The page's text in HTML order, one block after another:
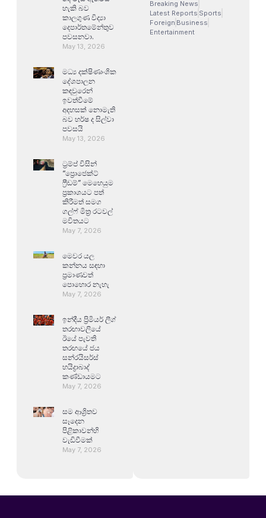
හැකි බව
කාලගුණ විද්‍යා
දෙපාර්තමේන්තුව
පවසනවා.
May 13, 2026
මධ්‍ය දක්ෂිණාංශික
දේශපාලන
කඳවුරෙන්
ඉවත්වීමේ
අදහසක් නොමැති
බව හර්ෂ ද සිල්වා
පවසයි
May 13, 2026
ට්‍රම්ප් විසින්
“ප්‍රොජෙක්ට්
ෆ්‍රීඩම්” මෙහෙයුම
ප්‍රකාශයට පත්
කිරීමත් සමග
ගල්ෆ් මිත්‍ර රටවල්
මවිතයට
May 7, 2026
මෙවර යල
කන්නය සඳහා
ප්‍රමාණවත්
පොහොර නැහැ
May 7, 2026
ඉන්දීය ප්‍රිමියර් ලීග්
තරඟාවලියේ
ඊයේ පැවති
තරඟයේ ජය
සන්රයිසර්ස්
හයිද්‍රාබාද්
කණ්ඩායමට
May 7, 2026
සම ආශ්‍රිතව
සෑදෙන
පිළිකාවන්හි
වැඩිවීමක්
May 7, 2026
Breaking News
Latest Reports Sports
Foreign Business
Entertainment